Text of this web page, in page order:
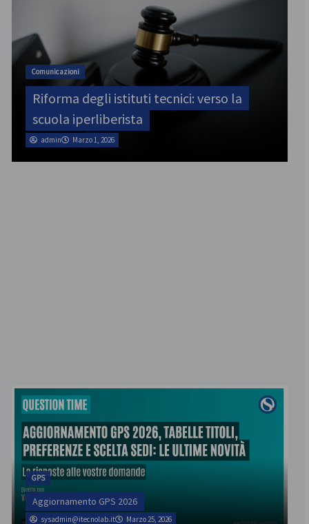
ATA
SINATAS Venezia, assemblea provinciale
il 31 luglio
admin Marzo 1, 2026
GPS
Aggiornamento GPS 2026
sysadmin@itecnolab.it Marzo 25, 2026